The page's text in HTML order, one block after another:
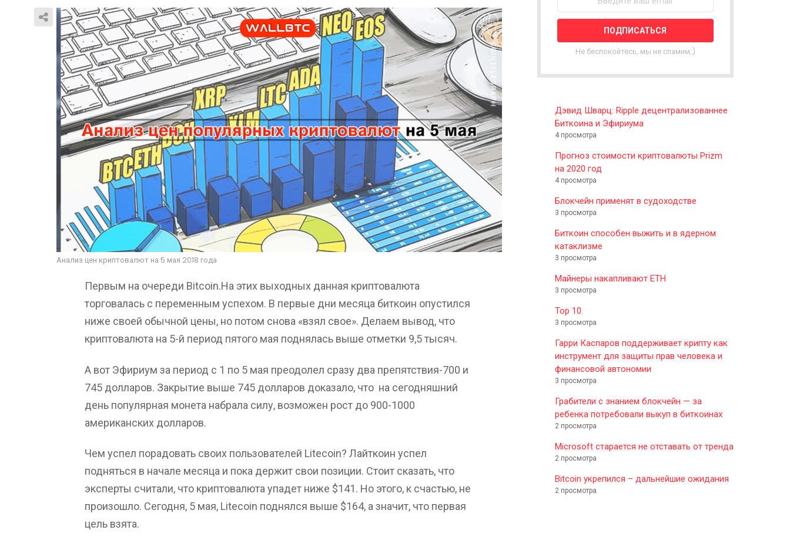
Анализ цен криптовалют на 5 мая 2018 года
Первым на очереди Bitcoin.На этих выходных данная криптовалюта
торговалась с переменным успехом. В первые дни месяца биткоин опустился
ниже своей обычной цены, но потом снова «взял свое». Делаем вывод, что
криптовалюта на 5-й период пятого мая поднялась выше отметки 9,5 тысяч.
А вот Эфириум за период с 1 по 5 мая преодолел сразу два препятствия-700 и
745 долларов. Закрытие выше 745 долларов доказало, что на сегодняшний
день популярная монета набрала силу, возможен рост до 900-1000
американских долларов.
Чем успел порадовать своих пользователей Litecoin? Лайткоин успел
подняться в начале месяца и пока держит свои позиции. Стоит сказать, что
эксперты считали, что криптовалюта упадет ниже $141. Но этого, к счастью, не
произошло. Сегодня, 5 мая, Litecoin поднялся выше $164, а значит, что первая
цель взята.
E
T
E
Не беспокойтесь, мы не спамим;)
Дэвид Шварц: Ripple децентрализованнее
Биткоина и Эфириума
4 просмотра
Прогноз стоимости криптовалюты Prizm
на 2020 год
4 просмотра
Блокчейн применят в судоходстве
3 просмотра
Биткоин способен выжить и в ядерном
катаклизме
3 просмотра
Майнеры накапливают ETH
3 просмотра
Top 10
3 просмотра
Гарри Каспаров поддерживает крипту как
инструмент для защиты прав человека и
финансовой автономии
3 просмотра
Грабители с знанием блокчейн — за
ребенка потребовали выкуп в биткоинах
2 просмотра
Microsoft старается не отставать от тренда
2 просмотра
Bitcoin укрепился – дальнейшие ожидания
2 просмотра